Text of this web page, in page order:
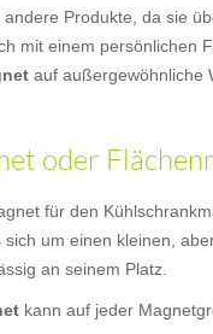
Produkte, da sie
mit einem persönlichen
auf außergewöhnliche
oder
für den
sich um einen kleinen,
an seinem Platz.
kann auf jeder